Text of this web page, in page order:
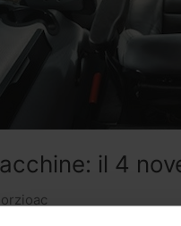
il 4